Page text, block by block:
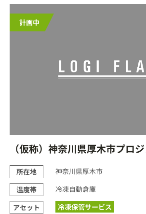
（仮称）神奈川県厚木市プロ
所在地
神奈川県厚木市
温度帯
冷凍自動倉庫
アセット
冷凍保管サービス